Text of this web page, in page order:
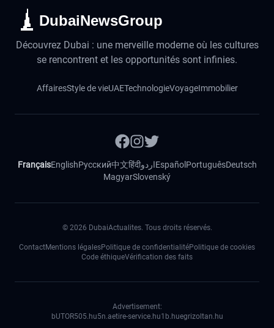
DubaiNewsGroup
Découvrez Dubai : une merveille moderne où les cultures
se rencontrent et les opportunités sont infinies.
AffairesStyle de vieUAETechnologieVoyageImmobilier
FrançaisEnglishРусский中文हिंदीاردوEspañol PortuguêsDeutsch
MagyarSlovenský
© 2026 DubaiActualites. Tous droits réservés.
ContactMentions légalesPolitique de confidentialitéPolitique de cookies
Code éthiqueVérification des faits
Advertisement:
bUTOR505.hu5n.aetire-service.hu1b.huegrizoltan.hu